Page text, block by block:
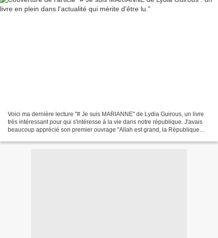
Voici ma dernière lecture "# Je suis MARIANNE" de Lydia Guirous, un livre
très intéressant pour qui s'intéresse à la vie dans notre république. J'avais
beaucoup apprécié son premier ouvrage "Allah est grand, la République